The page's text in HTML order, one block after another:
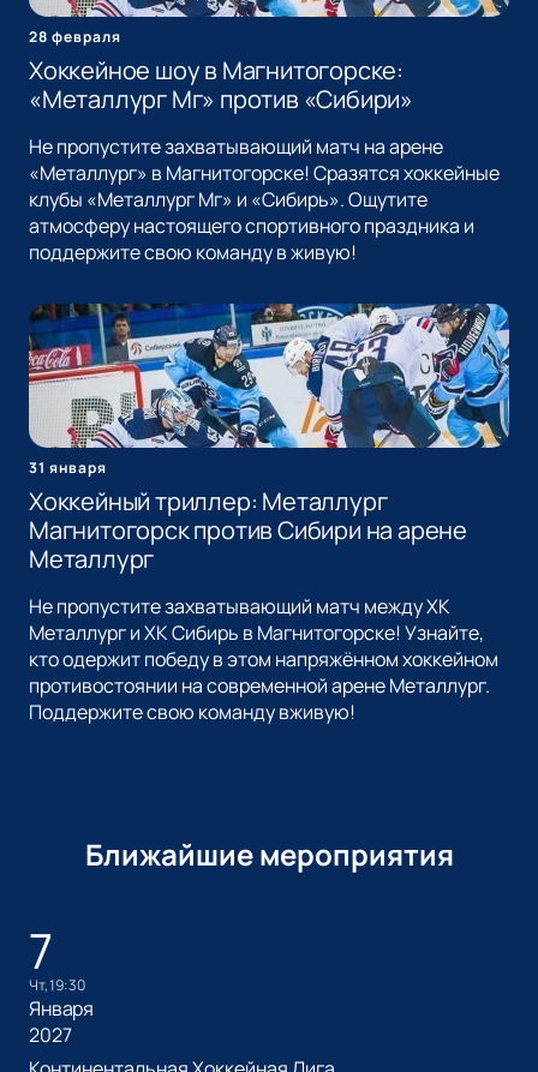
28 февраля
Хоккейное шоу в Магнитогорске:
«Металлург Мг» против «Сибири»
Не пропустите захватывающий матч на арене
«Металлург» в Магнитогорске! Сразятся хоккейные
клубы «Металлург Мг» и «Сибирь». Ощутите
атмосферу настоящего спортивного праздника и
поддержите свою команду в живую!
31 января
Хоккейный триллер: Металлург
Магнитогорск против Сибири на арене
Металлург
Не пропустите захватывающий матч между ХК
Металлург и ХК Сибирь в Магнитогорске! Узнайте,
кто одержит победу в этом напряжённом хоккейном
противостоянии на современной арене Металлург.
Поддержите свою команду вживую!
Ближайшие мероприятия
7
чт, 19:30
Января
2027